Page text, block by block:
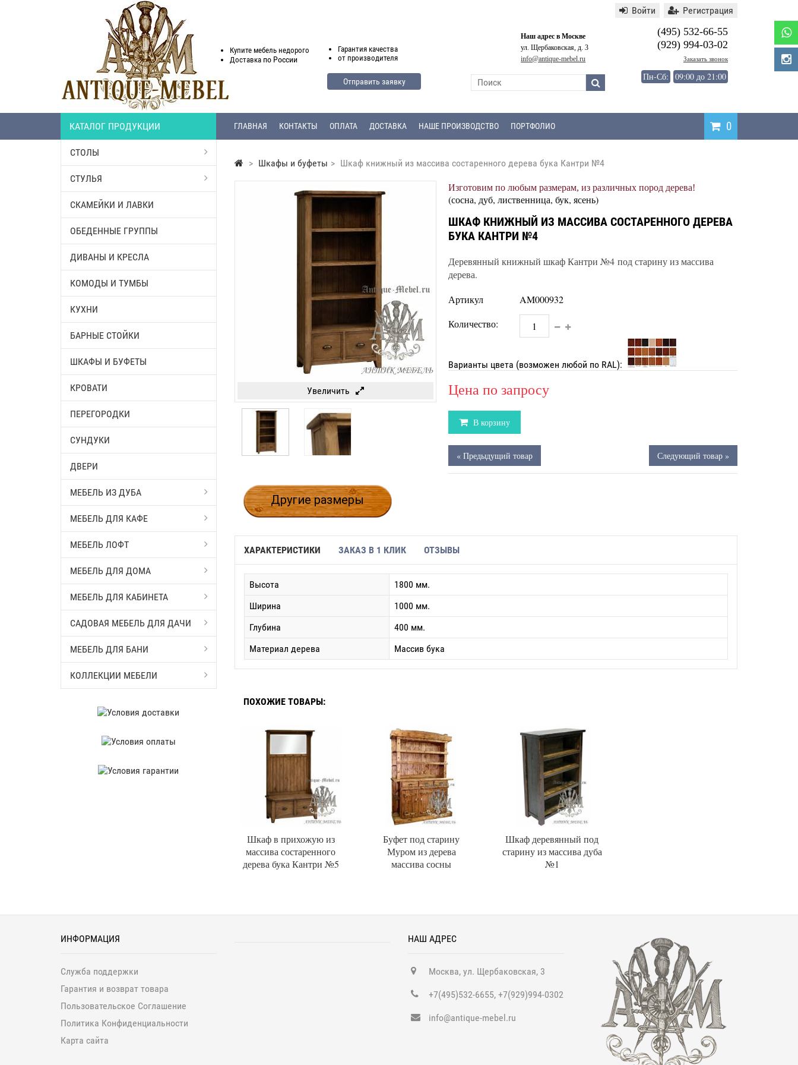
Купите мебель недорого
Доставка по России
Гарантия качества
от производителя
Отправить заявку
Наш адрес в Москве
ул. Щербаковская, д. 3
info@antique-mebel.ru
(495) 532-66-55
(929) 994-03-02
Заказать звонок
Пн-Сб: 09:00 до 21:00
Войти Регистрация
КАТАЛОГ ПРОДУКЦИИ 0
ГЛАВНАЯ КОНТАКТЫ ОПЛАТА ДОСТАВКА НАШЕ ПРОИЗВОДСТВО ПОРТФОЛИО
СТОЛЫ
СТУЛЬЯ
СКАМЕЙКИ И ЛАВКИ
ОБЕДЕННЫЕ ГРУППЫ
ДИВАНЫ И КРЕСЛА
КОМОДЫ И ТУМБЫ
КУХНИ
БАРНЫЕ СТОЙКИ
ШКАФЫ И БУФЕТЫ
КРОВАТИ
ПЕРЕГОРОДКИ
СУНДУКИ
ДВЕРИ
МЕБЕЛЬ ИЗ ДУБА
МЕБЕЛЬ ДЛЯ КАФЕ
МЕБЕЛЬ ЛОФТ
МЕБЕЛЬ ДЛЯ ДОМА
МЕБЕЛЬ ДЛЯ КАБИНЕТА
САДОВАЯ МЕБЕЛЬ ДЛЯ ДАЧИ
МЕБЕЛЬ ДЛЯ БАНИ
КОЛЛЕКЦИИ МЕБЕЛИ
> Шкафы и буфеты > Шкаф книжный из массива состаренного дерева бука Кантри №4
Увеличить
Другие размеры
Изготовим по любым размерам, из различных пород дерева!
(сосна, дуб, лиственница, бук, ясень)
ШКАФ КНИЖНЫЙ ИЗ МАССИВА СОСТАРЕННОГО ДЕРЕВА
БУКА КАНТРИ №4
Деревянный книжный шкаф Кантри №4 под старину из массива
дерева.
Артикул
AM000932
Количество:
Варианты цвета (возможен любой по RAL):
Цена по запросу
В корзину
« Предыдущий товар Следующий товар »
ХАРАКТЕРИСТИКИ ЗАКАЗ В 1 КЛИК ОТЗЫВЫ
Высота
1800 мм.
Ширина
1000 мм.
Глубина
400 мм.
Материал дерева
Массив бука
ПОХОЖИЕ ТОВАРЫ:
Шкаф в прихожую из
массива состаренного
дерева бука Кантри №5
Буфет под старину
Муром из дерева
массива сосны
Шкаф деревянный под
старину из массива дуба
№1
ИНФОРМАЦИЯ
Служба поддержки
Гарантия и возврат товара
Пользовательское Соглашение
Политика Конфиденциальности
Карта сайта
НАШ АДРЕС
Москва, ул. Щербаковская, 3
+7(495)532-6655, +7(929)994-0302
info@antique-mebel.ru